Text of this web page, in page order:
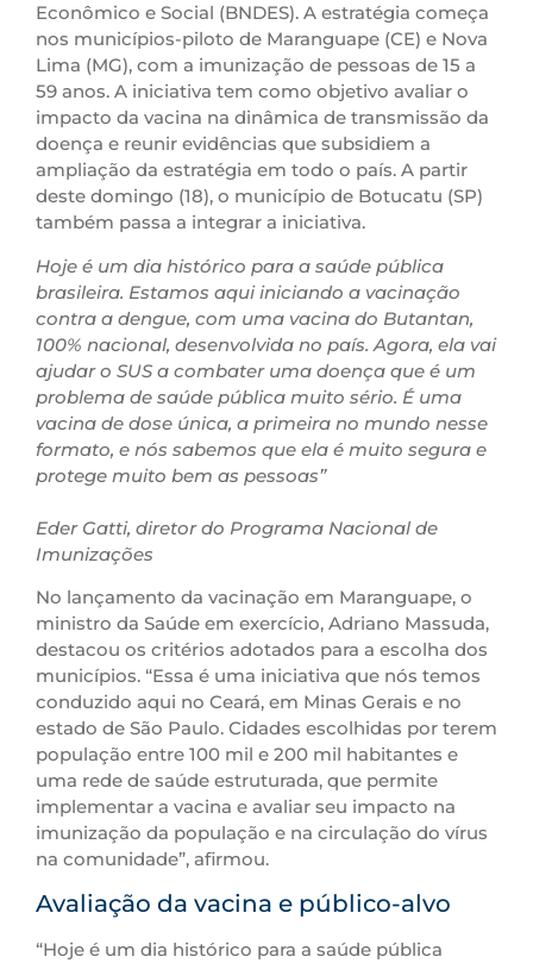
Econômico e Social (BNDES). A estratégia começa
nos municípios-piloto de Maranguape (CE) e Nova
Lima (MG), com a imunização de pessoas de 15 a
59 anos. A iniciativa tem como objetivo avaliar o
impacto da vacina na dinâmica de transmissão da
doença e reunir evidências que subsidiem a
ampliação da estratégia em todo o país. A partir
deste domingo (18), o município de Botucatu (SP)
também passa a integrar a iniciativa.
Hoje é um dia histórico para a saúde pública
brasileira. Estamos aqui iniciando a vacinação
contra a dengue, com uma vacina do Butantan,
100% nacional, desenvolvida no país. Agora, ela vai
ajudar o SUS a combater uma doença que é um
problema de saúde pública muito sério. É uma
vacina de dose única, a primeira no mundo nesse
formato, e nós sabemos que ela é muito segura e
protege muito bem as pessoas”
Eder Gatti, diretor do Programa Nacional de
Imunizações
No lançamento da vacinação em Maranguape, o
ministro da Saúde em exercício, Adriano Massuda,
destacou os critérios adotados para a escolha dos
municípios. “Essa é uma iniciativa que nós temos
conduzido aqui no Ceará, em Minas Gerais e no
estado de São Paulo. Cidades escolhidas por terem
população entre 100 mil e 200 mil habitantes e
uma rede de saúde estruturada, que permite
implementar a vacina e avaliar seu impacto na
imunização da população e na circulação do vírus
na comunidade”, afirmou.
Avaliação da vacina e público-alvo
“Hoje é um dia histórico para a saúde pública